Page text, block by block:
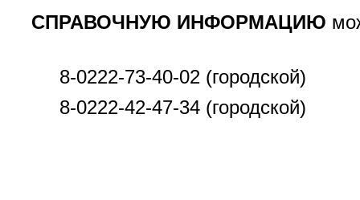
СПРАВОЧНУЮ ИНФОРМАЦИЮ
8-0222-73-40-02 (городской)
8-0222-42-47-34 (городской)